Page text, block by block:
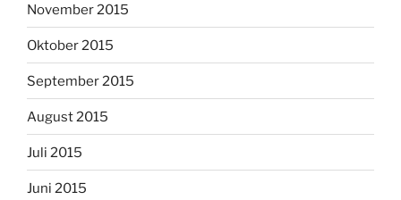
November 2015
Oktober 2015
September 2015
August 2015
Juli 2015
Juni 2015